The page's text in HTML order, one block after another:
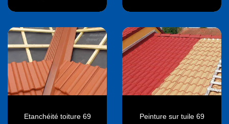
Etanchéité toiture 69 Peinture sur tuile 69